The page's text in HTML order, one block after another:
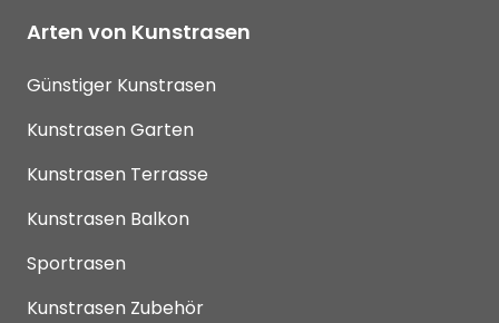
Arten von Kunstrasen
Günstiger Kunstrasen
Kunstrasen Garten
Kunstrasen Terrasse
Kunstrasen Balkon
Sportrasen
Kunstrasen Zubehör